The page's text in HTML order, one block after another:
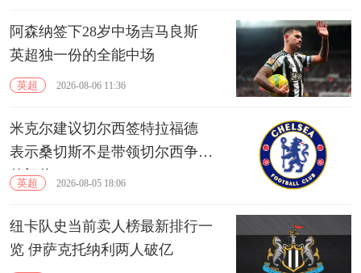
阿森纳签下28岁中场吉马良斯
英超独一份的全能中场
英超 2026-08-06 11:36
米克尔建议切尔西签特拉福德
表示桑切斯不是带领切尔西争冠
的门将
英超 2026-08-05 18:06
纽卡队史当前卖人榜最新排行一
览 伊萨克托纳利两人破亿